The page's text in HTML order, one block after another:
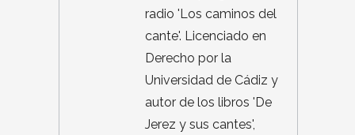
radio 'Los caminos del
cante'. Licenciado en
Derecho por la
Universidad de Cádiz y
autor de los libros 'De
Jerez y sus cantes',